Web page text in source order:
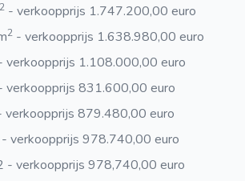
2 - verkoopprijs 1.747.200,00 euro
2 - verkoopprijs 1.638.980,00 euro
verkoopprijs 1.108.000,00 euro
verkoopprijs 831.600,00 euro
verkoopprijs 879.480,00 euro
- verkoopprijs 978.740,00 euro
- verkoopprijs 978,740,00 euro